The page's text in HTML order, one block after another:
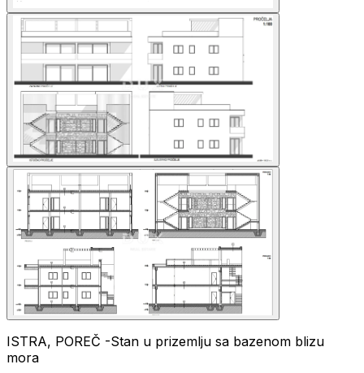
ISTRA, POREČ -Stan u prizemlju sa bazenom blizu
mora